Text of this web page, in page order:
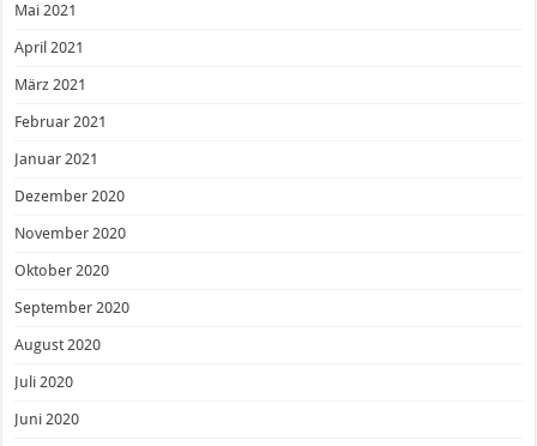
Mai 2021
April 2021
März 2021
Februar 2021
Januar 2021
Dezember 2020
November 2020
Oktober 2020
September 2020
August 2020
Juli 2020
Juni 2020